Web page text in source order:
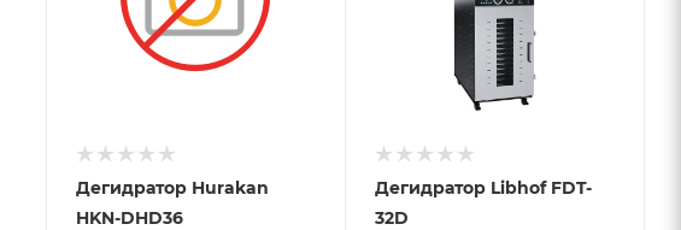
Дегидратор Hurakan
HKN-DHD36
Дегидратор Libhof FDT-
32D